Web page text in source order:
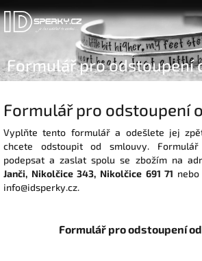
na
obsah
Formulář pro odstoupení
Formulář pro odstoupení
Vyplňte tento formulář a odešlete jej
chcete odstoupit od smlouvy.
podepsat a zaslat spolu se zbožím na
Janči, Nikolčice 343, Nikolčice 691 71
info@idsperky.cz.
Formulář pro odstoupení